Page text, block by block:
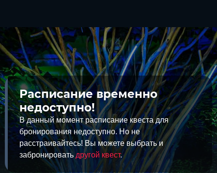
Расписание временно
недоступно!
В данный момент расписание квеста для
бронирования недоступно. Но не
расстраивайтесь! Вы можете выбрать и
забронировать другой квест.